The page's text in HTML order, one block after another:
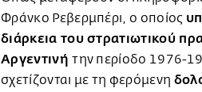
Φράνκο Ρεβερμπέρι, ο οποίος
διάρκεια του στρατιωτικού
Αργεντινήτην περίοδο 1976-
σχετίζονται με τη φερόμενη